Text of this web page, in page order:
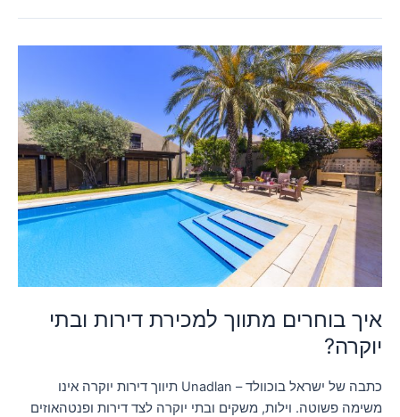
איך בוחרים מתווך למכירת דירות ובתי
יוקרה?
כתבה של ישראל בוכוולד – Unadlan תיווך דירות יוקרה אינו
משימה פשוטה. וילות, משקים ובתי יוקרה לצד דירות ופנטהאוזים
איך
בוחרים
מתווך
למכירת
דירות
ובתי
יוקרה?